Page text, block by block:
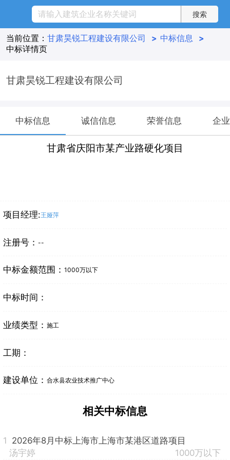
当前位置： 甘肃昊锐工程建设有限公司 > 中标信息
>
中标详情页
甘肃昊锐工程建设有限公司
中标信息 诚信信息 荣誉信息 企
甘肃省庆阳市某产业路硬化项目
项目经理:王娅萍
注册号： --
中标金额范围： 1000万以下
中标时间：
业绩类型： 施工
工期：
建设单位： 合水县农业技术推广中心
相关中标信息
1 2026年8月中标上海市上海市某港区道路项目
汤宇婷
1000万以下